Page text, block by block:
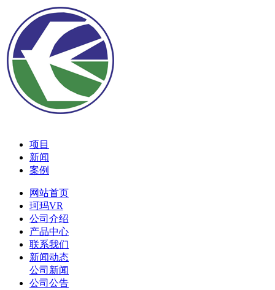
项目
新闻
案例
网站首页
珂玛VR
公司介绍
产品中心
联系我们
新闻动态
公司新闻
公司公告